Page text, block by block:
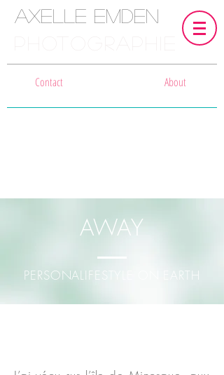
Axelle Emden
Contact About
AWAY
PERSONALIFESTYLE ON EARTH